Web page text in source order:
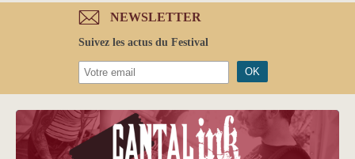
NEWSLETTER
Suivez les actus du Festival